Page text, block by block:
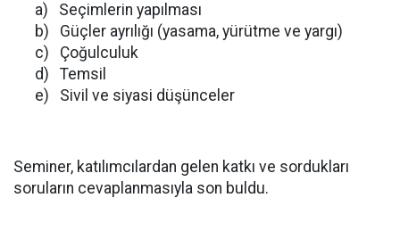
a)
Seçimlerin yapılması
b)
Güçler ayrılığı (yasama, yürütme ve yargı)
c)
Çoğulculuk
d)
Temsil
e)
Sivil ve siyasi düşünceler
Seminer, katılımcılardan gelen katkı ve sordukları
soruların cevaplanmasıyla son buldu.